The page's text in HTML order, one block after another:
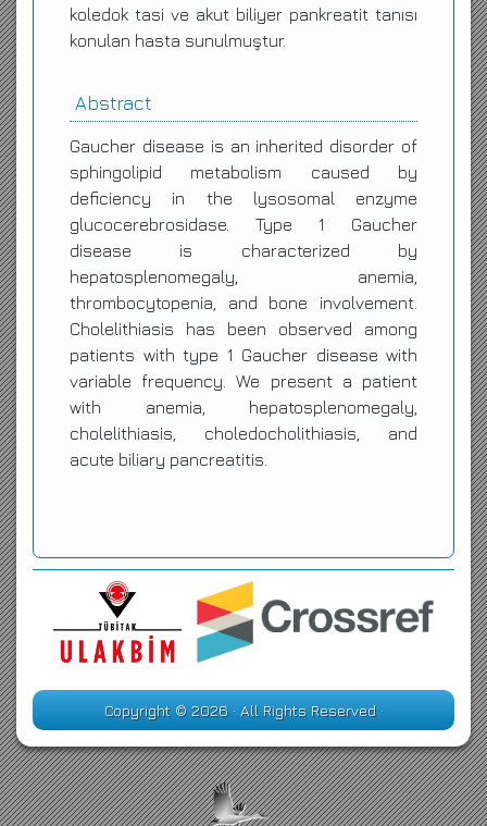
koledok tasi ve akut biliyer pankreatit tanısı
konulan hasta sunulmuştur.
Abstract
Gaucher disease is an inherited disorder of
sphingolipid metabolism caused by
deficiency in the lysosomal enzyme
glucocerebrosidase. Type 1 Gaucher
disease is characterized by
hepatosplenomegaly, anemia,
thrombocytopenia, and bone involvement.
Cholelithiasis has been observed among
patients with type 1 Gaucher disease with
variable frequency. We present a patient
with anemia, hepatosplenomegaly,
cholelithiasis, choledocholithiasis, and
acute biliary pancreatitis.
Copyright © 2026 · All Rights Reserved ·